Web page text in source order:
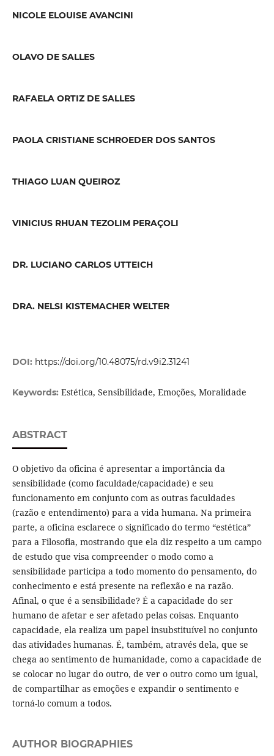
NICOLE ELOUISE AVANCINI
OLAVO DE SALLES
RAFAELA ORTIZ DE SALLES
PAOLA CRISTIANE SCHROEDER DOS SANTOS
THIAGO LUAN QUEIROZ
VINICIUS RHUAN TEZOLIM PERAÇOLI
DR. LUCIANO CARLOS UTTEICH
DRA. NELSI KISTEMACHER WELTER
DOI: https://doi.org/10.48075/rd.v9i2.31241
Keywords: Estética, Sensibilidade, Emoções, Moralidade
ABSTRACT
O objetivo da oficina é apresentar a importância da
sensibilidade (como faculdade/capacidade) e seu
funcionamento em conjunto com as outras faculdades
(razão e entendimento) para a vida humana. Na primeira
parte, a oficina esclarece o significado do termo “estética”
para a Filosofia, mostrando que ela diz respeito a um campo
de estudo que visa compreender o modo como a
sensibilidade participa a todo momento do pensamento, do
conhecimento e está presente na reflexão e na razão.
Afinal, o que é a sensibilidade? É a capacidade do ser
humano de afetar e ser afetado pelas coisas. Enquanto
capacidade, ela realiza um papel insubstituível no conjunto
das atividades humanas. É, também, através dela, que se
chega ao sentimento de humanidade, como a capacidade de
se colocar no lugar do outro, de ver o outro como um igual,
de compartilhar as emoções e expandir o sentimento e
torná-lo comum a todos.
AUTHOR BIOGRAPHIES